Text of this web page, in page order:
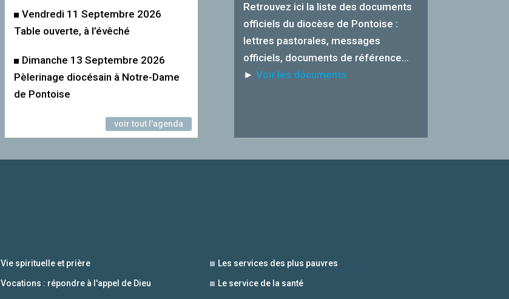
Vendredi 11 Septembre 2026
Table ouverte, à l’évêché
Dimanche 13 Septembre 2026
Pèlerinage diocésain à Notre-Dame
de Pontoise
voir tout l'agenda
Retrouvez ici la liste des documents
officiels du diocèse de Pontoise :
lettres pastorales, messages
officiels, documents de référence…
► Voir les documents
Vie spirituelle et prière
Vocations : répondre à l'appel de Dieu
Les services des plus pauvres
Le service de la santé